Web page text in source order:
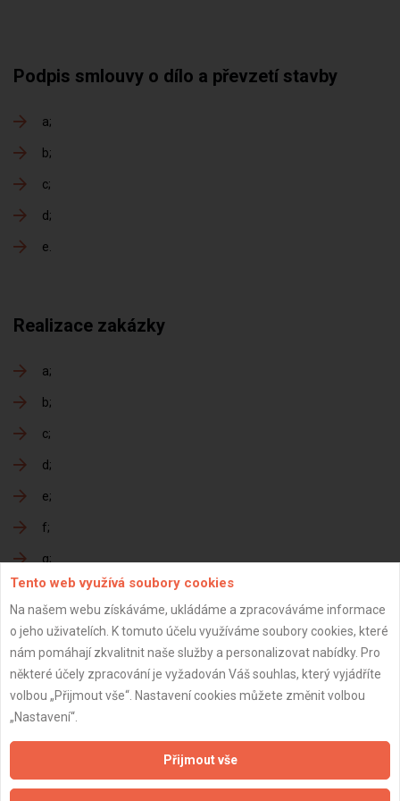
Podpis smlouvy o dílo a převzetí stavby
a
b
c
d
e
Realizace zakázky
a
b
c
d
e
f
g
h
Předání dokončené zakázky
a
b
c
Tento web využívá soubory cookies
Na našem webu získáváme, ukládáme a zpracováváme informace
o jeho uživatelích. K tomuto účelu využíváme soubory cookies, které
nám pomáhají zkvalitnit naše služby a personalizovat nabídky. Pro
některé účely zpracování je vyžadován Váš souhlas, který vyjádříte
volbou „Přijmout vše“. Nastavení cookies můžete změnit volbou
„Nastavení“.
Přijmout vše